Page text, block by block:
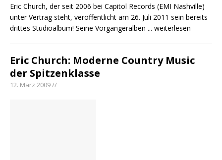
Eric Church, der seit 2006 bei Capitol Records (EMI Nashville)
unter Vertrag steht, veröffentlicht am 26. Juli 2011 sein bereits
drittes Studioalbum! Seine Vorgängeralben ... weiterlesen
Eric Church: Moderne Country Music
der Spitzenklasse
12. März 2009 //